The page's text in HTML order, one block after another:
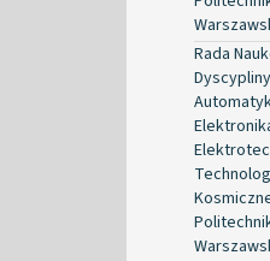
Rada
Dyscypliny